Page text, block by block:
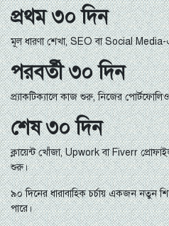
প্রথম ৩০ দিন
মূল ধারণা শেখা, SEO বা Social Media-
পরবর্তী ৩০ দিন
প্র্যাকটিক্যালে কাজ শুরু, নিজের
শেষ ৩০ দিন
ক্লায়েন্ট খোঁজা, Upwork বা Fiverr
শুরু।
৯০ দিনের ধারাবাহিক চর্চায় একজন নতুন
পারে।